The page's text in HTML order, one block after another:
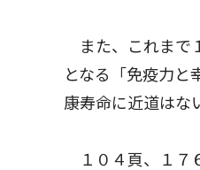
また、これまで
となる「免疫力と
康寿命に近道はな
１０４頁、１７